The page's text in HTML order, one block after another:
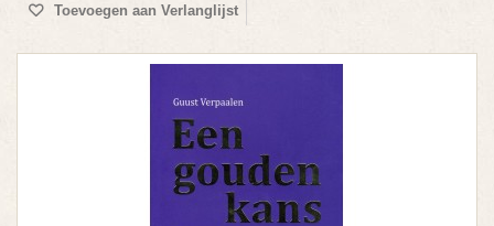
Toevoegen aan Verlanglijst